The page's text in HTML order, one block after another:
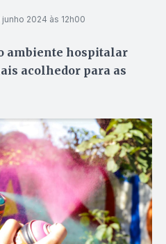
junho 2024 às 12h00
ambiente hospitalar
acolhedor para as